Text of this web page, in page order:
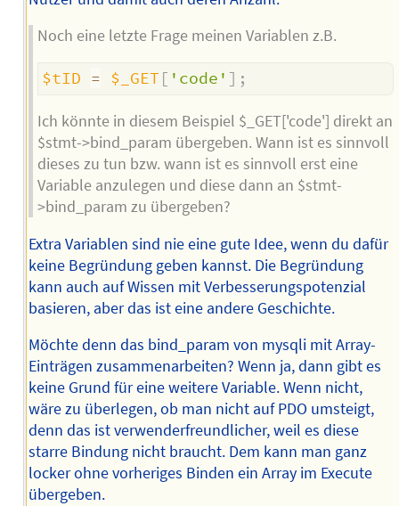
Noch eine letzte Frage meinen Variablen z.B.
$tID = $_GET [ 'code' ] ;
Ich könnte in diesem Beispiel $_GET['code'] direkt an
$stmt->bind_param übergeben. Wann ist es sinnvoll
dieses zu tun bzw. wann ist es sinnvoll erst eine
Variable anzulegen und diese dann an $stmt-
>bind_param zu übergeben?
Extra Variablen sind nie eine gute Idee, wenn du dafür
keine Begründung geben kannst. Die Begründung
kann auch auf Wissen mit Verbesserungspotenzial
basieren, aber das ist eine andere Geschichte.
Möchte denn das bind_param von mysqli mit Array-
Einträgen zusammenarbeiten? Wenn ja, dann gibt es
keine Grund für eine weitere Variable. Wenn nicht,
wäre zu überlegen, ob man nicht auf PDO umsteigt,
denn das ist verwenderfreundlicher, weil es diese
starre Bindung nicht braucht. Dem kann man ganz
locker ohne vorheriges Binden ein Array im Execute
übergeben.